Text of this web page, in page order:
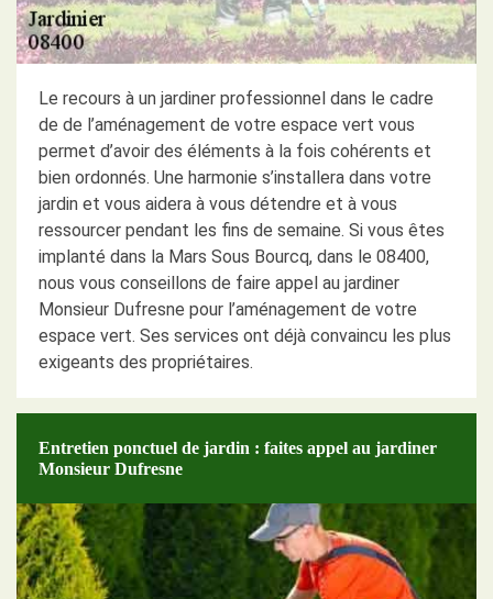
Le recours à un jardiner professionnel dans le cadre
de de l’aménagement de votre espace vert vous
permet d’avoir des éléments à la fois cohérents et
bien ordonnés. Une harmonie s’installera dans votre
jardin et vous aidera à vous détendre et à vous
ressourcer pendant les fins de semaine. Si vous êtes
implanté dans la Mars Sous Bourcq, dans le 08400,
nous vous conseillons de faire appel au jardiner
Monsieur Dufresne pour l’aménagement de votre
espace vert. Ses services ont déjà convaincu les plus
exigeants des propriétaires.
Entretien ponctuel de jardin : faites appel au jardiner
Monsieur Dufresne